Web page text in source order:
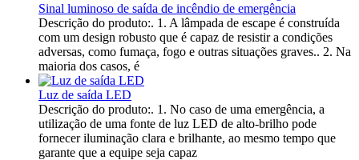
Sinal luminoso de saída de incêndio de emergência
Descrição do produto:. 1. A lâmpada de escape é construída
com um design robusto que é capaz de resistir a condições
adversas, como fumaça, fogo e outras situações graves.. 2. Na
maioria dos casos, é
Luz de saída LED
Descrição do produto:. 1. No caso de uma emergência, a
utilização de uma fonte de luz LED de alto-brilho pode
fornecer iluminação clara e brilhante, ao mesmo tempo que
garante que a equipe seja capaz